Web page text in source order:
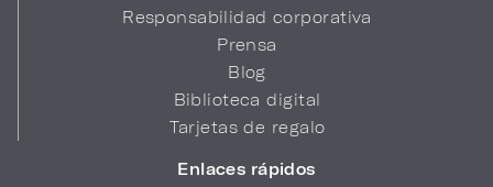
Responsabilidad corporativa
Prensa
Blog
Biblioteca digital
Tarjetas de regalo
Enlaces rápidos